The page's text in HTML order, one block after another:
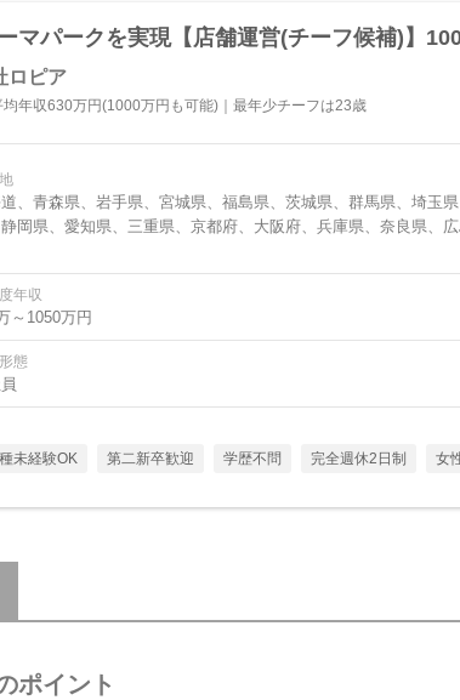
マパークを実現【店舗運営(チーフ候補)】
ロピア
均年収630万円(1000万円も可能)｜最年少チーフは23歳
、青森県、岩手県、宮城県、福島県、茨城県、群馬県、埼玉
岡県、愛知県、三重県、京都府、大阪府、兵庫県、奈良県、
年収
～1050万円
態
未経験OK 第二新卒歓迎 学歴不問 完全週休2日制 女
ポイント